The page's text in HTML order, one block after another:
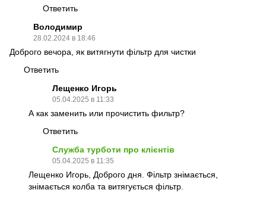
Ответить
Володимир
28.02.2024 в 18:46
Доброго вечора, як витягнути фільтр для чистки
Ответить
Лещенко Игорь
05.04.2025 в 11:33
А как заменить или прочистить фильтр?
Ответить
Служба турботи про клієнтів
05.04.2025 в 11:35
Лещенко Игорь, Доброго дня. Фільтр знімається,
знімається колба та витягується фільтр.